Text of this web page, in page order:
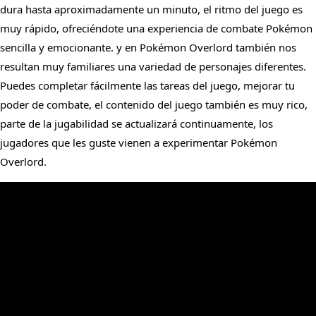
dura hasta aproximadamente un minuto, el ritmo del juego es
muy rápido, ofreciéndote una experiencia de combate Pokémon
sencilla y emocionante. y en Pokémon Overlord también nos
resultan muy familiares una variedad de personajes diferentes.
Puedes completar fácilmente las tareas del juego, mejorar tu
poder de combate, el contenido del juego también es muy rico,
parte de la jugabilidad se actualizará continuamente, los
jugadores que les guste vienen a experimentar Pokémon
Overlord.